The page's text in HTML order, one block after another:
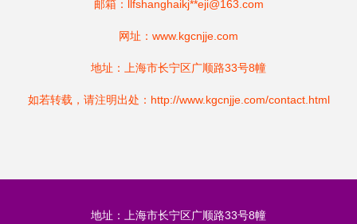
邮箱：llfshanghaikj**eji@163.com
网址： www.kgcnjje.com
地址：上海市长宁区广顺路33号8幢
如若转载，请注明出处：http://www.kgcnjje.com/contact.html
地址：上海市长宁区广顺路33号8幢